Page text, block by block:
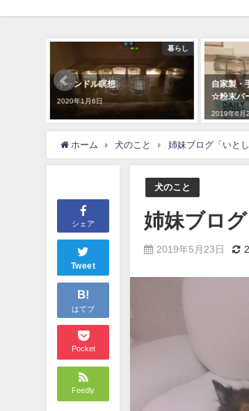
暮らし
キャンドル瞑想
2020年1月6日
自家製・
☆粉末バ
2019年6月
ホーム 犬のこと 姉妹ブログ「いと
シェア
Tweet
B!
はてブ
Pocket
Feedly
犬のこと
姉妹ブロ
2019年5月23日